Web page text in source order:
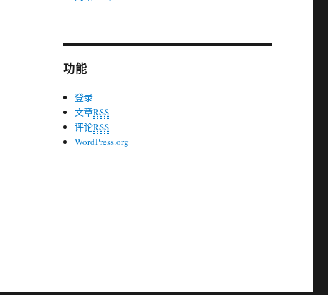
功能
登录
文章RSS
评论RSS
WordPress.org